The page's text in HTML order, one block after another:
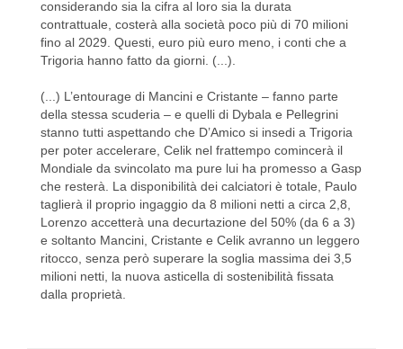
considerando sia la cifra al loro sia la durata
contrattuale, costerà alla società poco più di 70 milioni
fino al 2029. Questi, euro più euro meno, i conti che a
Trigoria hanno fatto da giorni. (...).
(...) L’entourage di Mancini e Cristante – fanno parte
della stessa scuderia – e quelli di Dybala e Pellegrini
stanno tutti aspettando che D’Amico si insedi a Trigoria
per poter accelerare, Celik nel frattempo comincerà il
Mondiale da svincolato ma pure lui ha promesso a Gasp
che resterà. La disponibilità dei calciatori è totale, Paulo
taglierà il proprio ingaggio da 8 milioni netti a circa 2,8,
Lorenzo accetterà una decurtazione del 50% (da 6 a 3)
e soltanto Mancini, Cristante e Celik avranno un leggero
ritocco, senza però superare la soglia massima dei 3,5
milioni netti, la nuova asticella di sostenibilità fissata
dalla proprietà.